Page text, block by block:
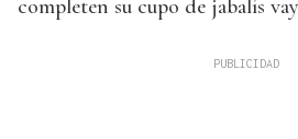
completen su cupo de jabalís